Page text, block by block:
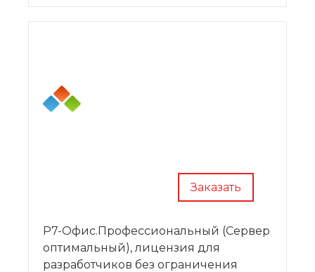
Заказать
Р7-Офис.Профессиональный (Сервер
оптимальный), лицензия для
разработчиков без ограничения